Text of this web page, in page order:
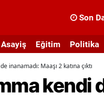
Son
Asayiş Eğitim Politika
inanamadı: Maaşı 2 katına çıktı
kendi